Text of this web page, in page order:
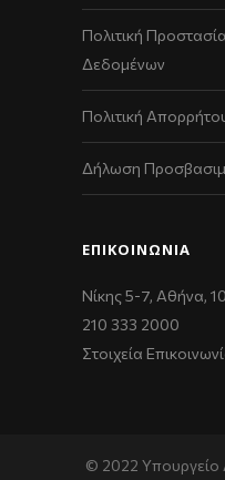
Πολιτική
Δεδομένων
Πολιτική
Δήλωση
ΕΠΙΚΟΙΝΩΝΊΑ
Νίκης 5-7, Αθήνα,
210 333 2000
Στοιχεία
© 2022 Υπουργείο